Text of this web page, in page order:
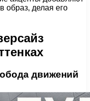
образ, делая его
движений